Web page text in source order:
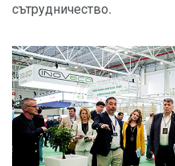
сътрудничество.